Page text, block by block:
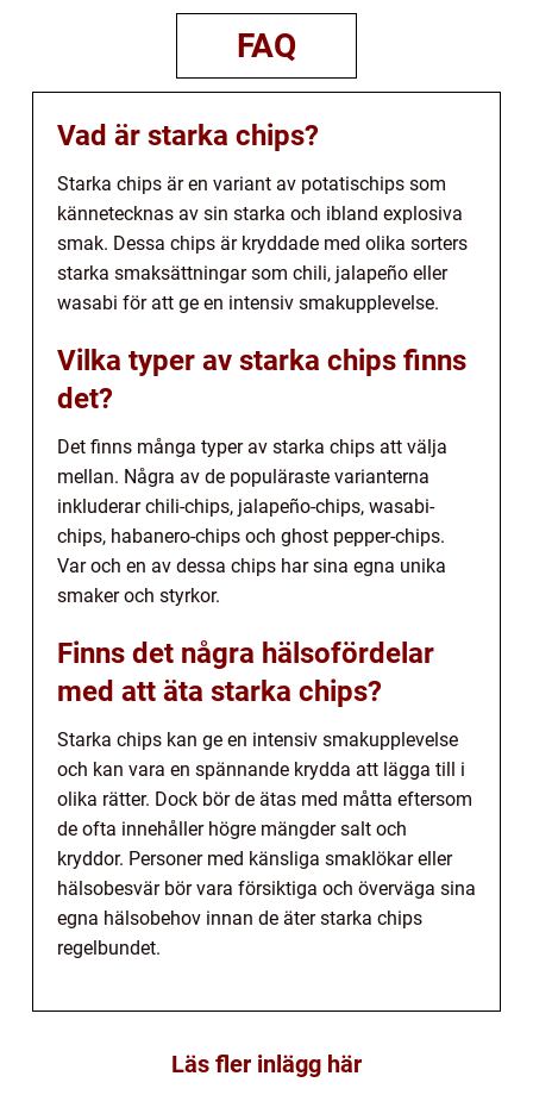
FAQ
Vad är starka chips?
Starka chips är en variant av potatischips som
kännetecknas av sin starka och ibland explosiva
smak. Dessa chips är kryddade med olika sorters
starka smaksättningar som chili, jalapeño eller
wasabi för att ge en intensiv smakupplevelse.
Vilka typer av starka chips finns
det?
Det finns många typer av starka chips att välja
mellan. Några av de populäraste varianterna
inkluderar chili-chips, jalapeño-chips, wasabi-
chips, habanero-chips och ghost pepper-chips.
Var och en av dessa chips har sina egna unika
smaker och styrkor.
Finns det några hälsofördelar
med att äta starka chips?
Starka chips kan ge en intensiv smakupplevelse
och kan vara en spännande krydda att lägga till i
olika rätter. Dock bör de ätas med måtta eftersom
de ofta innehåller högre mängder salt och
kryddor. Personer med känsliga smaklökar eller
hälsobesvär bör vara försiktiga och överväga sina
egna hälsobehov innan de äter starka chips
regelbundet.
Läs fler inlägg här